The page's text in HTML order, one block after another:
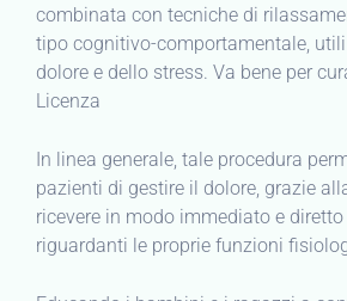
combinata con tecniche di
tipo cognitivo-comportamentale, utili
dolore e dello stress. Va bene per
Licenza
In linea generale, tale procedura
pazienti di gestire il dolore, grazie
ricevere in modo immediato e
riguardanti le proprie funzioni